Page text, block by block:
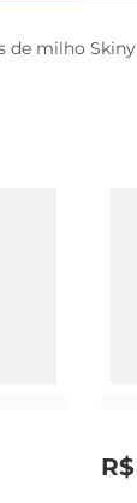
de milho Skiny
R$